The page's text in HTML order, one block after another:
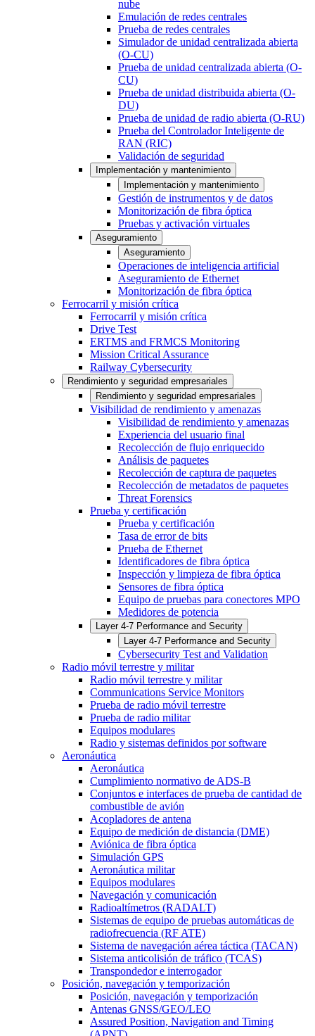
nube
Emulación de redes centrales
Prueba de redes centrales
Simulador de unidad centralizada abierta
(O-CU)
Prueba de unidad centralizada abierta (O-
CU)
Prueba de unidad distribuida abierta (O-
DU)
Prueba de unidad de radio abierta (O-RU)
Prueba del Controlador Inteligente de
RAN (RIC)
Validación de seguridad
Implementación y mantenimiento
Implementación y mantenimiento
Gestión de instrumentos y de datos
Monitorización de fibra óptica
Pruebas y activación virtuales
Aseguramiento
Aseguramiento
Operaciones de inteligencia artificial
Aseguramiento de Ethernet
Monitorización de fibra óptica
Ferrocarril y misión crítica
Ferrocarril y misión crítica
Drive Test
ERTMS and FRMCS Monitoring
Mission Critical Assurance
Railway Cybersecurity
Rendimiento y seguridad empresariales
Rendimiento y seguridad empresariales
Visibilidad de rendimiento y amenazas
Visibilidad de rendimiento y amenazas
Experiencia del usuario final
Recolección de flujo enriquecido
Análisis de paquetes
Recolección de captura de paquetes
Recolección de metadatos de paquetes
Threat Forensics
Prueba y certificación
Prueba y certificación
Tasa de error de bits
Prueba de Ethernet
Identificadores de fibra óptica
Inspección y limpieza de fibra óptica
Sensores de fibra óptica
Equipo de pruebas para conectores MPO
Medidores de potencia
Layer 4-7 Performance and Security
Layer 4-7 Performance and Security
Cybersecurity Test and Validation
Radio móvil terrestre y militar
Radio móvil terrestre y militar
Communications Service Monitors
Prueba de radio móvil terrestre
Prueba de radio militar
Equipos modulares
Radio y sistemas definidos por software
Aeronáutica
Aeronáutica
Cumplimiento normativo de ADS-B
Conjuntos e interfaces de prueba de cantidad de
combustible de avión
Acopladores de antena
Equipo de medición de distancia (DME)
Aviónica de fibra óptica
Simulación GPS
Aeronáutica militar
Equipos modulares
Navegación y comunicación
Radioaltímetros (RADALT)
Sistemas de equipo de pruebas automáticas de
radiofrecuencia (RF ATE)
Sistema de navegación aérea táctica (TACAN)
Sistema anticolisión de tráfico (TCAS)
Transpondedor e interrogador
Posición, navegación y temporización
Posición, navegación y temporización
Antenas GNSS/GEO/LEO
Assured Position, Navigation and Timing